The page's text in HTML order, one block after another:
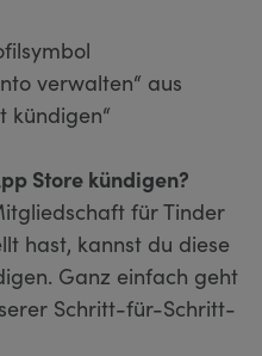
verwalten“ aus
kündigen“
Store kündigen?
für Tinder
hast, kannst du diese
Ganz einfach geht
Schritt-für-Schritt-